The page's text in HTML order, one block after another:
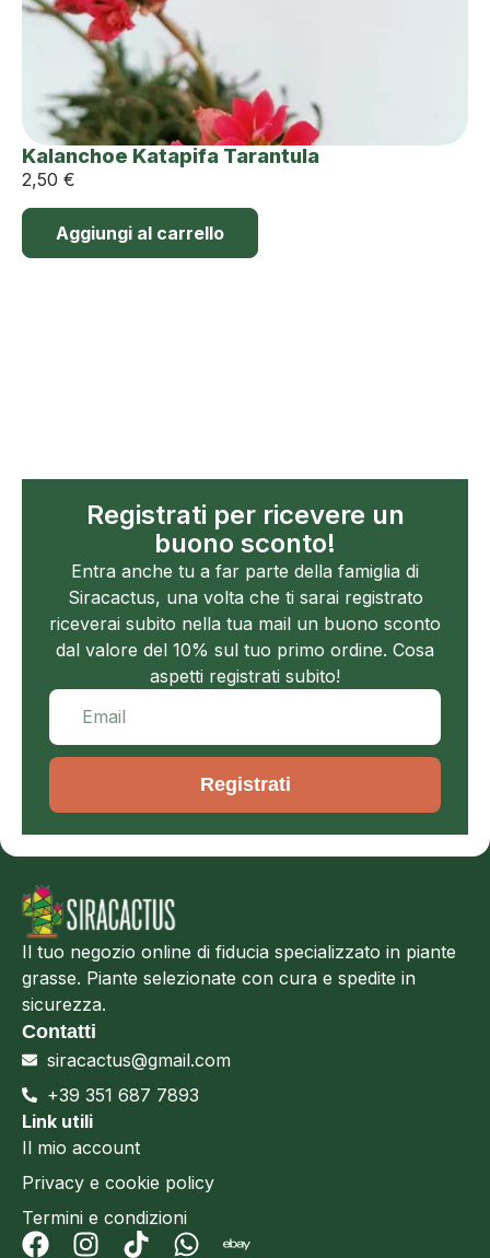
Kalanchoe Katapifa Tarantula
2,50 €
Aggiungi al carrello
Registrati per ricevere un
buono sconto!
Entra anche tu a far parte della famiglia di
Siracactus, una volta che ti sarai registrato
riceverai subito nella tua mail un buono sconto
dal valore del 10% sul tuo primo ordine. Cosa
aspetti registrati subito!
Registrati
Il tuo negozio online di fiducia specializzato in piante
grasse. Piante selezionate con cura e spedite in
sicurezza.
Contatti
siracactus@gmail.com
+39 351 687 7893
Link utili
Il mio account
Privacy e cookie policy
Termini e condizioni